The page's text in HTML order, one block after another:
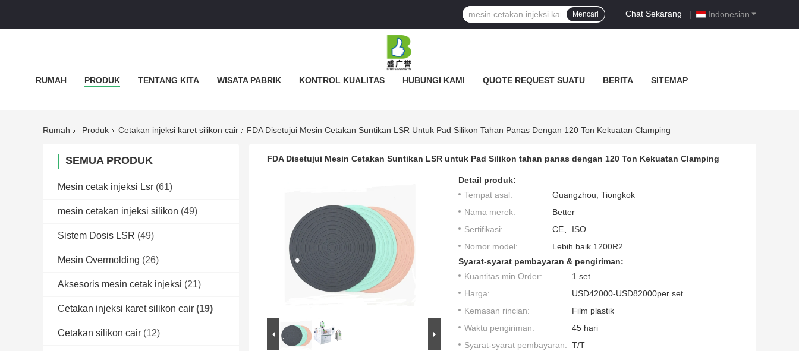
Indonesian
Chat Sekarang |
Mencari
RUMAH PRODUK TENTANG KITA WISATA PABRIK KONTROL KUALITAS HUBUNGI KAMI QUOTE REQUEST SUATU BERITA SITEMAP
Rumah Produk Cetakan injeksi karet silikon cair FDA Disetujui Mesin Cetakan Suntikan LSR Untuk Pad Silikon Tahan Panas Dengan 120 Ton Kekuatan Clamping
SEMUA PRODUK
Mesin cetak injeksi Lsr (61)
mesin cetakan injeksi silikon (49)
Sistem Dosis LSR (49)
Mesin Overmolding (26)
Aksesoris mesin cetak injeksi (21)
Cetakan injeksi karet silikon cair (19)
Cetakan silikon cair (12)
FDA Disetujui Mesin Cetakan Suntikan LSR untuk Pad Silikon tahan panas dengan 120 Ton Kekuatan Clamping
Detail produk:
Tempat asal:
Guangzhou, Tiongkok
Nama merek:
Better
Sertifikasi:
CE、ISO
Nomor model:
Lebih baik 1200R2
Syarat-syarat pembayaran & pengiriman:
Kuantitas min Order:
1 set
Harga:
USD42000-USD82000per set
Kemasan rincian:
Film plastik
Waktu pengiriman:
45 hari
Syarat-syarat pembayaran: T/T